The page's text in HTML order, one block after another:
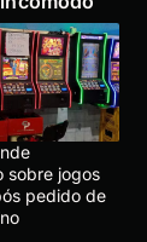
sobre jogos
pedido de